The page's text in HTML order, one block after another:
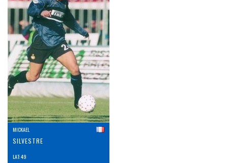
MICKAEL
SILVESTRE
LAT: 49